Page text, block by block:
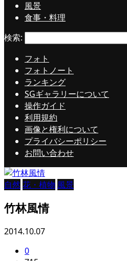
風景
食事・料理
フォト
フォトノート
ランキング
SGギャラリーについて
操作ガイド
利用規約
画像と権利について
プライバシーポリシー
お問い合わせ
検索:
自然 花・植物 風景
竹林風情
2014.10.07
0